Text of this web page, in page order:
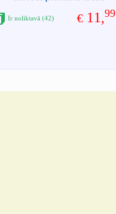
€ 11,99
Ir noliktavā (42)